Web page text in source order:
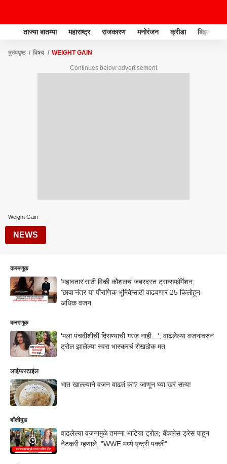
ताज्या बातम्या महाराष्ट्र राजकारण मनोरंजन क्रीडा बिझनेस
मुख्यपृष्ठ विषय WEIGHT GAIN
Continues below advertisement
Weight Gain
NEWS
करमणूक
'महावतार'साठी विकी कौशलचं जबरदस्त ट्रान्सफॉर्मेशन;
'छावा'नंतर या पौराणिक भूमिकेसाठी वाढवणार 25 किलोहून
अधिक वजन
करमणूक
'मला पंचवीशीची दिसण्याची गरज नाही...'; वाढलेल्या वजनावरुन
ट्रोल झालेल्या स्वरा भास्करचं रोखठोक मत
लाईफस्टाईल
भात खाल्ल्याने वजन वाढतं का? जाणून घ्या खरं सत्य!
बॉलीवूड
वाढलेल्या वजनामुळे तमन्ना भाटिया ट्रोल; बॅकलेस ड्रेस पाहून
नेटकरी म्हणाले, "WWE मध्ये एन्ट्री पक्की"